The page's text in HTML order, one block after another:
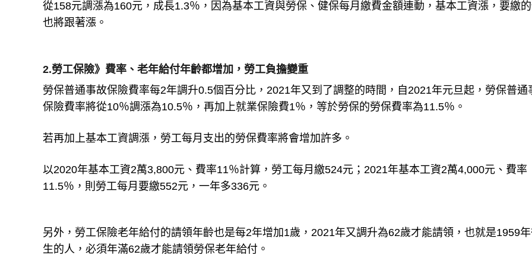
從158元調漲為160元，成長1.3％，因為基本工資與勞保、健保每月繳費金額連動，基本工資漲，要繳
也將跟著漲。
2.勞工保險》費率、老年給付年齡都增加，勞工負擔變重
勞保普通事故保險費率每2年調升0.5個百分比，2021年又到了調整的時間，自2021年元旦起，勞保普通
保險費率將從10％調漲為10.5％，再加上就業保險費1％，等於勞保的勞保費率為11.5％。
若再加上基本工資調漲，勞工每月支出的勞保費率將會增加許多。
以2020年基本工資2萬3,800元、費率11％計算，勞工每月繳524元；2021年基本工資2萬4,000元、費率
11.5％，則勞工每月要繳552元，一年多336元。
另外，勞工保險老年給付的請領年齡也是每2年增加1歲，2021年又調升為62歲才能請領，也就是1959
生的人，必須年滿62歲才能請領勞保老年給付。